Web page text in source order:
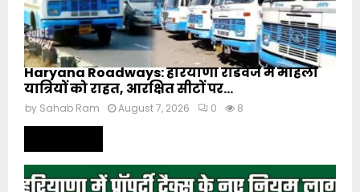
Haryana Roadways: हरियाणा रोडवेज में महिला
यात्रियों को राहत, आरक्षित सीटों पर...
by Sahab Ram August 7, 2026 0 8